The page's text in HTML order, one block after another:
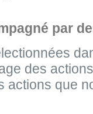
par
des
que